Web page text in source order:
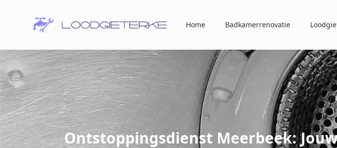
Home Badkamerrenovatie
Ontstoppingsdienst Meerbeek: